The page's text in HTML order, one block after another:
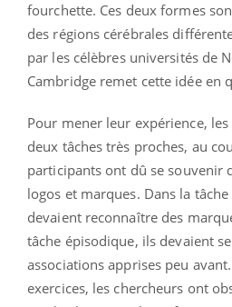
fourchette. Ces deux formes
des régions cérébrales
par les célèbres universités de
Cambridge remet cette idée en
Pour mener leur expérience,
deux tâches très proches, au
participants ont dû se souvenir
logos et marques. Dans la
devaient reconnaître des
tâche épisodique, ils devaient
associations apprises peu
exercices, les chercheurs ont